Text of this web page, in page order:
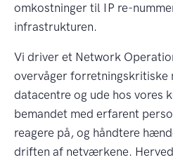
omkostninger til IP re-
infrastrukturen.
Vi driver et Network
overvåger forretningskritiske
datacentre og ude hos vores
bemandet med erfarent
reagere på, og håndtere
driften af netværkene.